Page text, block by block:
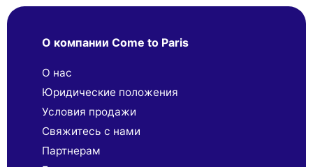
О компании Come to Paris
О нас
Юридические положения
Условия продажи
Свяжитесь с нами
Партнерaм